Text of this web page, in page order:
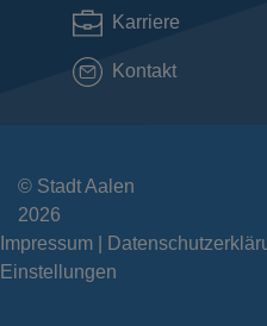
Karriere
Kontakt
© Stadt Aalen
2026
Impressum
Einstellungen